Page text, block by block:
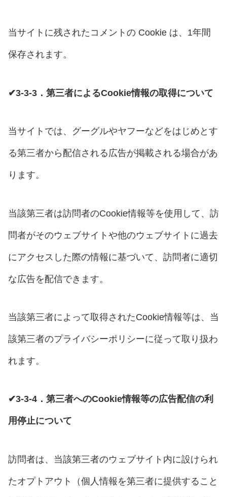
当サイトに残されたコメントの Cookie は、1年間
保存されます。
✔3-3-3．第三者によるCookie情報の取得について
当サイトでは、グーグルやヤフーなどをはじめとす
る第三者から配信される広告が掲載される場合があ
ります。
当該第三者は訪問者のCookie情報等を使用して、訪
問者がそのウェブサイトや他のウェブサイトに過去
にアクセスした際の情報に基づいて、訪問者に適切
な広告を配信できます。
当該第三者によって取得されたCookie情報等は、当
該第三者のプライバシーポリシーに従って取り扱わ
れます。
✔3-3-4．第三者へのCookie情報等の広告配信の利
用停止について
訪問者は、当該第三者のウェブサイト内に設けられ
たオプトアウト（個人情報を第三者に提供すること